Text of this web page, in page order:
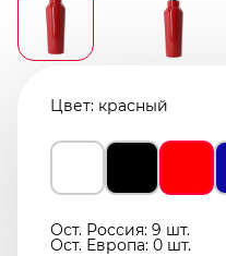
Цвет: красный
Ост. Россия: 9 шт.
Ост. Европа: 0 шт.